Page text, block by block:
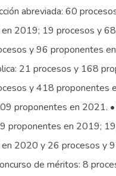
abreviada: 60
2019; 19 procesos y
y 96 proponentes
21 procesos y 168
y 418 proponentes
proponentes en 2021.
proponentes en 2019;
2020 y 26 procesos y
de méritos: 8